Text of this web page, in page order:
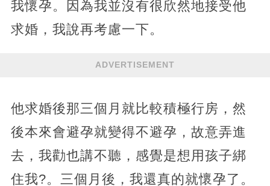
我懷孕。因為我並沒有很欣然地接受他
求婚，我說再考慮一下。
ADVERTISEMENT
他求婚後那三個月就比較積極行房，然
後本來會避孕就變得不避孕，故意弄進
去，我勸也講不聽，感覺是想用孩子綁
住我?。三個月後，我還真的就懷孕了。